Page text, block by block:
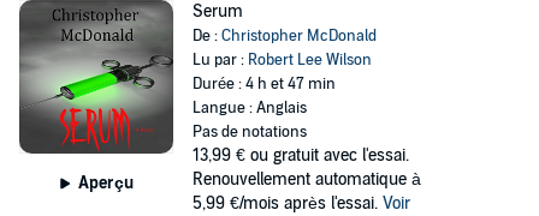
Aperçu
Serum
De :Christopher McDonald
Lu par : Robert Lee Wilson
Durée : 4 h et 47 min
Langue : Anglais
Pas de notations
13,99 € ou gratuit avec l'essai.
Renouvellement automatique à
5,99 €/mois après l'essai. Voir